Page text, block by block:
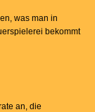
was man in
bekommt
an, die